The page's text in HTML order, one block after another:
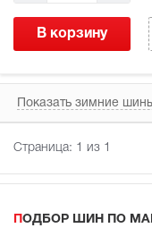
В корзину
Показать зимние
Страница: 1 из 1
ПОДБОР ШИН ПО